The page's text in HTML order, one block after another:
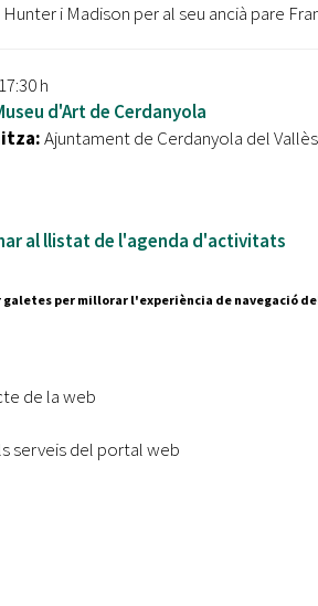
i Madison per al seu ancià pare
17:30 h
d'Art de Cerdanyola
Ajuntament de Cerdanyola del Vallès
al llistat de l'agenda d'activitats
88 88
per millorar l'experiència de navegació
de la web
serveis del portal web